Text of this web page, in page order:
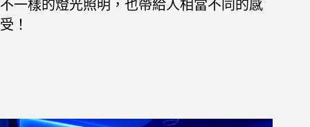
不一樣的燈光照明，也帶給人相當不同的感
受！